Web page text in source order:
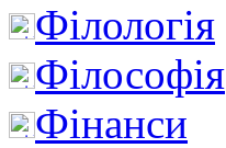
Філологія
Філософія
Фінанси